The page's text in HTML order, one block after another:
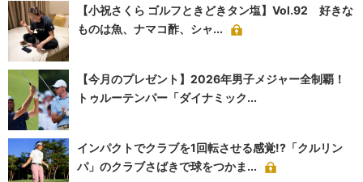
【小祝さくら ゴルフときどきタン塩】Vol.92 好きな
ものは魚、ナマコ酢、シャ...
【今月のプレゼント】2026年男子メジャー全制覇！
トゥルーテンパー「ダイナミック...
インパクトでクラブを1回転させる感覚!?「クルリン
パ」のクラブさばきで球をつかま...